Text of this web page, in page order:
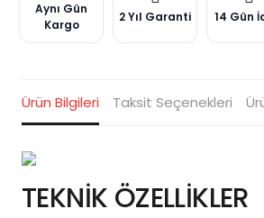
Aynı Gün
Kargo
2 Yıl Garanti 14 Gün
Ürün Bilgileri Taksit Seçenekleri
TEKNİK ÖZELLİKLER